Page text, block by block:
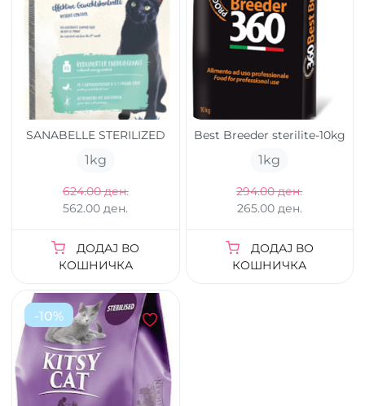
SANABELLE STERILIZED
1 kg
624.00 ден.
562.00 ден.
ДОДАЈ ВО
КОШНИЧКА
Best Breeder sterilite-10kg
1 kg
294.00 ден.
265.00 ден.
ДОДАЈ ВО
КОШНИЧКА
-10%